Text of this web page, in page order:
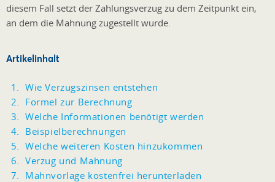
diesem Fall setzt der Zahlungsverzug zu dem Zeitpunkt ein,
an dem die Mahnung zugestellt wurde.
Artikelinhalt
Wie Verzugszinsen entstehen
Formel zur Berechnung
Welche Informationen benötigt werden
Beispielberechnungen
Welche weiteren Kosten hinzukommen
Verzug und Mahnung
Mahnvorlage kostenfrei herunterladen